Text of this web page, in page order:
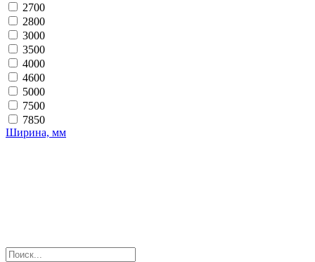
2700
2800
3000
3500
4000
4600
5000
7500
7850
Ширина, мм